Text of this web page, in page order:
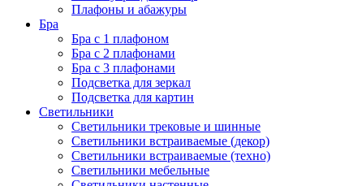
Плафоны и абажуры
Бра
Бра с 1 плафоном
Бра с 2 плафонами
Бра с 3 плафонами
Подсветка для зеркал
Подсветка для картин
Светильники
Светильники трековые и шинные
Светильники встраиваемые (декор)
Светильники встраиваемые (техно)
Светильники мебельные